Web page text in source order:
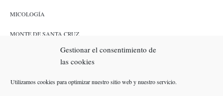
Gestionar el consentimiento de
las cookies
Utilizamos cookies para optimizar nuestro sitio web y nuestro servicio.
MICOLOGÍA
MONTE DE SANTA CRUZ